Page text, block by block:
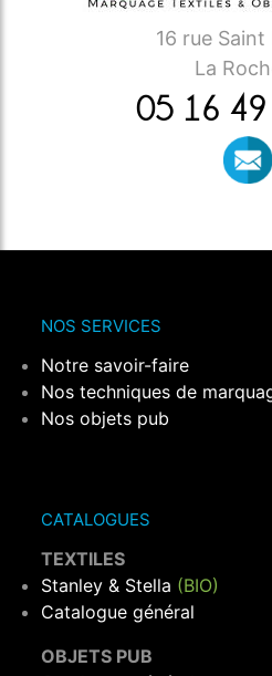
16 rue
La
05 16
NOS SERVICES
Notre savoir-faire
Nos techniques de
Nos objets pub
CATALOGUES
TEXTILES
Stanley & Stella (BIO)
Catalogue général
OBJETS PUB